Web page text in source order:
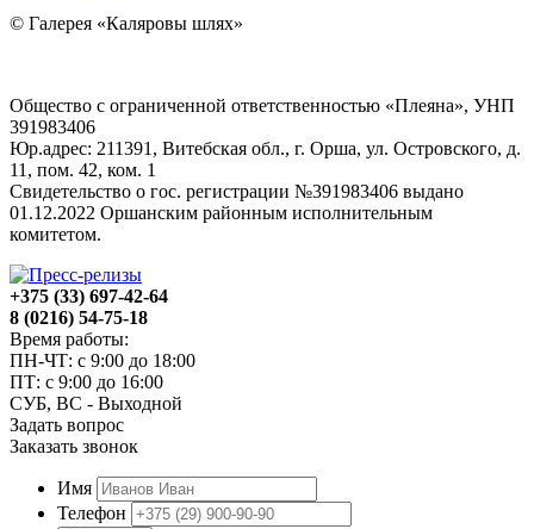
© Галерея «Каляровы шлях»
Общество с ограниченной ответственностью «Плеяна», УНП
391983406
Юр.адрес: 211391, Витебская обл., г. Орша, ул. Островского, д.
11, пом. 42, ком. 1
Свидетельство о гос. регистрации №391983406 выдано
01.12.2022 Оршанским районным исполнительным
комитетом.
+375 (33) 697-42-64
8 (0216) 54-75-18
Время работы:
ПН-ЧТ: с 9:00 до 18:00
ПТ: с 9:00 до 16:00
СУБ, ВС - Выходной
Задать вопрос
Заказать звонок
Имя
Телефон